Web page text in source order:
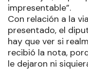
impresentable”.
Con relación a la
presentado, el
hay que ver si
recibió la nota,
le dejaron ni